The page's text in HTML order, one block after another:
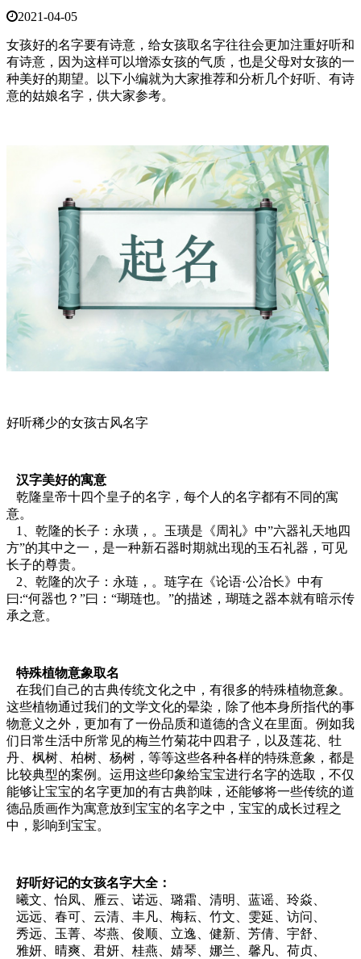
2021-04-05
女孩好的名字要有诗意，给女孩取名字往往会更加注重好听和
有诗意，因为这样可以增添女孩的气质，也是父母对女孩的一
种美好的期望。以下小编就为大家推荐和分析几个好听、有诗
意的姑娘名字，供大家参考。
好听稀少的女孩古风名字
汉字美好的寓意
乾隆皇帝十四个皇子的名字，每个人的名字都有不同的寓
意。
1、乾隆的长子：永璜，。玉璜是《周礼》中”六器礼天地四
方”的其中之一，是一种新石器时期就出现的玉石礼器，可见
长子的尊贵。
2、乾隆的次子：永琏，。琏字在《论语·公冶长》中有
曰:“何器也？”曰：“瑚琏也。”的描述，瑚琏之器本就有暗示传
承之意。
特殊植物意象取名
在我们自己的古典传统文化之中，有很多的特殊植物意象。
这些植物通过我们的文学文化的晕染，除了他本身所指代的事
物意义之外，更加有了一份品质和道德的含义在里面。例如我
们日常生活中所常见的梅兰竹菊花中四君子，以及莲花、牡
丹、枫树、柏树、杨树，等等这些各种各样的特殊意象，都是
比较典型的案例。运用这些印象给宝宝进行名字的选取，不仅
能够让宝宝的名字更加的有古典韵味，还能够将一些传统的道
德品质画作为寓意放到宝宝的名字之中，宝宝的成长过程之
中，影响到宝宝。
好听好记的女孩名字大全：
曦文、怡凤、雁云、诺远、璐霜、清明、蓝谣、玲焱、
远远、春可、云清、丰凡、梅耘、竹文、雯延、访问、
秀远、玉菁、岑燕、俊顺、立逸、健新、芳倩、宇舒、
雅妍、晴爽、君妍、桂燕、婧琴、娜兰、馨凡、荷贞、